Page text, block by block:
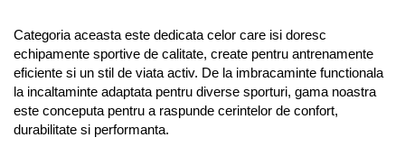
Categoria aceasta este dedicata celor care isi doresc
echipamente sportive de calitate, create pentru antrenamente
eficiente si un stil de viata activ. De la imbracaminte functionala
la incaltaminte adaptata pentru diverse sporturi, gama noastra
este conceputa pentru a raspunde cerintelor de confort,
durabilitate si performanta.